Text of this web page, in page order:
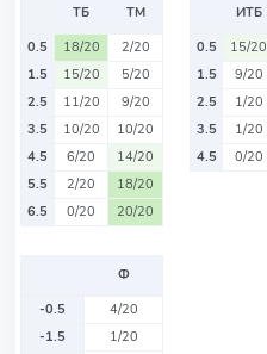
ТБ
ТМ
0.5
18/20
2/20
1.5
15/20
5/20
2.5
11/20
9/20
3.5
10/20
10/20
4.5
6/20
14/20
5.5
2/20
18/20
6.5
0/20 20/20
ИТБ
0.5
15/20
1.5
9/20
2.5
1/20
3.5
1/20
4.5
0/20
Ф
-0.5
4/20
-1.5
1/20